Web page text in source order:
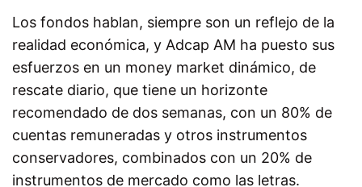
Los fondos hablan, siempre son un reflejo de la
realidad económica, y Adcap AM ha puesto sus
esfuerzos en un money market dinámico, de
rescate diario, que tiene un horizonte
recomendado de dos semanas, con un 80% de
cuentas remuneradas y otros instrumentos
conservadores, combinados con un 20% de
instrumentos de mercado como las letras.